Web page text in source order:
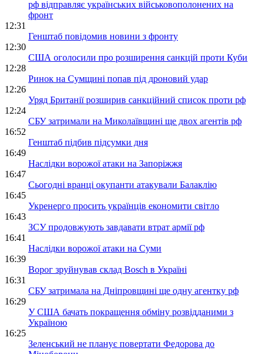
рф відправляє українських військовополонених на
фронт
12:31
Генштаб повідомив новини з фронту
12:30
США оголосили про розширення санкцій проти Куби
12:28
Ринок на Сумщині попав під дроновий удар
12:26
Уряд Британії розширив санкційний список проти рф
12:24
СБУ затримали на Миколаївщині ще двох агентів рф
16:52
Генштаб підбив підсумки дня
16:49
Наслідки ворожої атаки на Запоріжжя
16:47
Сьогодні вранці окупанти атакували Балаклію
16:45
Укренерго просить українців економити світло
16:43
ЗСУ продовжують завдавати втрат армії рф
16:41
Наслідки ворожої атаки на Суми
16:39
Ворог зруйнував склад Bosch в Україні
16:31
СБУ затримала на Дніпровщині ще одну агентку рф
16:29
У США бачать покращення обміну розвідданими з
Україною
16:25
Зеленський не планує повертати Федорова до